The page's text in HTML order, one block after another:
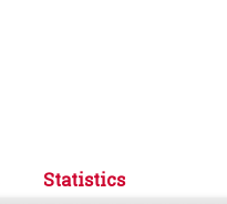
Statistics